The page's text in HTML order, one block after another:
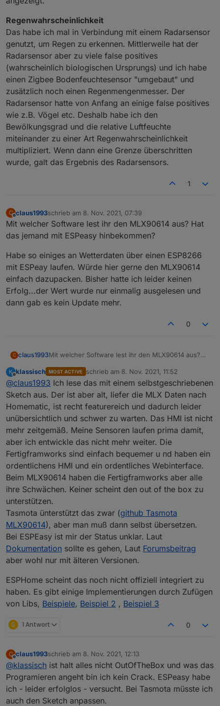
Regenwahrscheinlichkeit
Das habe ich mal in Verbindung mit einem Radarsensor
genutzt, um Regen zu erkennen. Mittlerweile hat der
Radarsensor aber zu viele false positives
(wahrscheinlich biologischen Ursprungs) und ich habe
einen Zigbee Bodenfeuchtesensor "umgebaut" und
zusätzlich noch einen Regenmengenmesser. Der
Radarsensor hatte von Anfang an einige false positives
wie z.B. Vögel etc. Deshalb habe ich den
Bewölkungsgrad und die relative Luftfeuchte
miteinander zu einer Art Regenwahrscheinlichkeit
multipliziert. Wenn dann eine Grenze überschritten
wurde, galt das Ergebnis des Radarsensors.
1
C
Offline
claus1993schrieb am 8. Nov. 2021, 07:39
zuletzt editiert von
Mit welcher Software lest ihr den MLX90614 aus? Hat
das jemand mit ESPeasy hinbekommen?
Habe so einiges an Wetterdaten über einen ESP8266
mit ESPeay laufen. Würde hier gerne den MLX90614
einfach dazupacken. Bisher hatte ich leider keinen
Erfolg...der Wert wurde nur einmalig ausgelesen und
dann gab es kein Update mehr.
0
C claus1993Mit welcher Software lest ihr den MLX90614 aus?
Habe so einiges an Wetterdaten über einen
ESP8266 mit ESPeay laufen. Würde hier gerne den
MLX90614 einfach dazupacken. Bisher hatte ich
leider keinen Erfolg...der Wert wurde nur einmalig
ausgelesen und dann gab es kein Update mehr.
K
Offline
klassisch MOST ACTIVE schrieb am 8. Nov. 2021, 11:52
zuletzt editiert von
@claus1993 Ich lese das mit einem selbstgeschriebenen
Sketch aus. Der ist aber alt, liefer die MLX Daten nach
Homematic, ist recht featurereich und dadurch leider
unübersichtlich und schwer zu warten. Das HMI ist nicht
mehr zeitgemäß. Meine Sensoren laufen prima damit,
aber ich entwickle das nicht mehr weiter. Die
Fertigframworks sind einfach bequemer u nd haben ein
ordentlichens HMI und ein ordentliches Webinterface.
Beim MLX90614 haben die Fertigframworks aber alle
ihre Schwächen. Keiner scheint den out of the box zu
unterstützen.
Tasmota ünterstützt das zwar (github Tasmota
MLX90614), aber man muß dann selbst übersetzen.
Bei ESPEasy ist mir der Status unklar. Laut
Dokumentation sollte es gehen, Laut Forumsbeitrag
aber wohl nur mit älteren Versionen.
ESPHome scheint das noch nicht offiziell integriert zu
haben. Es gibt einige Implementierungen durch Zufügen
von Libs, Beispiele, Beispiel 2 , Beispiel 3
S 1 Antwort 0
C
Offline
claus1993schrieb am 8. Nov. 2021, 12:13
zuletzt editiert von
@klassisch ist halt alles nicht OutOfTheBox und was das
Programieren angeht bin ich kein Crack. ESPeasy habe
ich - leider erfolglos - versucht. Bei Tasmota müsste ich
auch den Sketch anpassen.